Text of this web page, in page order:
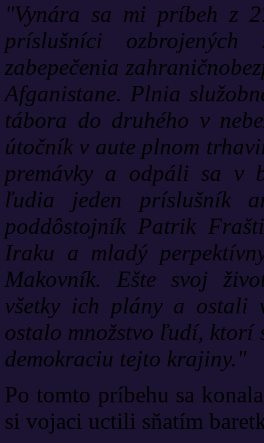
"Vynára sa mi príbeh z
príslušníci
zabepečenia
Afganistane. Plnia
tábora do druhého v
útočník v aute plnom
premávky a odpáli sa v
ľudia jeden príslušník
poddôstojník Patrik
Iraku a mladý
Makovník. Ešte svoj
všetky ich plány a ostali
ostalo množstvo ľudí,
demokraciu tejto krajiny."
Po tomto príbehu sa
si vojaci uctili sňatím